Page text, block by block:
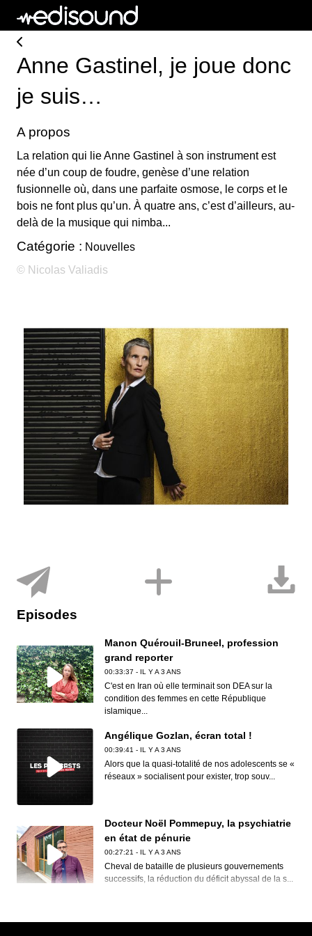
Anne Gastinel, je joue donc
je suis…
A propos
La relation qui lie Anne Gastinel à son instrument est
née d’un coup de foudre, genèse d’une relation
fusionnelle où, dans une parfaite osmose, le corps et le
bois ne font plus qu’un. À quatre ans, c’est d’ailleurs, au-
delà de la musique qui nimba...
Catégorie : Nouvelles
© Nicolas Valiadis
Episodes
Manon Quérouil-Bruneel, profession
grand reporter
00:33:37 - IL Y A 3 ANS
C'est en Iran où elle terminait son DEA sur la
condition des femmes en cette République
islamique...
Angélique Gozlan, écran total !
00:39:41 - IL Y A 3 ANS
Alors que la quasi-totalité de nos adolescents se «
réseaux » socialisent pour exister, trop souv...
Docteur Noël Pommepuy, la psychiatrie
en état de pénurie
00:27:21 - IL Y A 3 ANS
Cheval de bataille de plusieurs gouvernements
successifs, la réduction du déficit abyssal de la s...